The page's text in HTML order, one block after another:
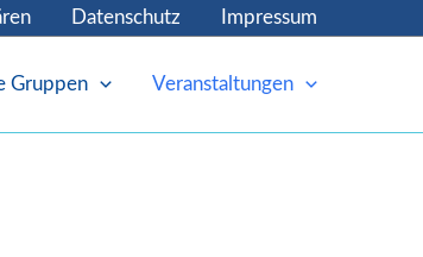
Datenschutz Impressum
Gruppen Veranstaltungen